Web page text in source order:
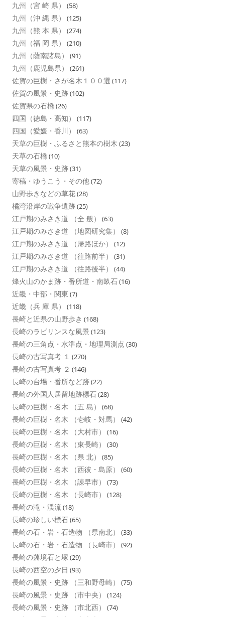
九州（宮 崎 県） (58)
九州（沖 縄 県） (125)
九州（熊 本 県） (274)
九州（福 岡 県） (210)
九州（薩南諸島） (91)
九州（鹿児島県） (261)
佐賀の巨樹・さが名木１００選 (117)
佐賀の風景・史跡(102)
佐賀県の石橋 (26)
四国（徳島・高知） (117)
四国（愛媛・香川） (63)
天草の巨樹・ふるさと熊本の樹木 (23)
天草の石橋 (10)
天草の風景・史跡(31)
寄稿・ゆうこう・その他(72)
山野歩きなどの草花(28)
橘湾沿岸の戦争遺跡(25)
江戸期のみさき道 （全 般） (63)
江戸期のみさき道 （地図研究集） (8)
江戸期のみさき道 （帰路ほか） (12)
江戸期のみさき道 （往路前半） (31)
江戸期のみさき道 （往路後半） (44)
烽火山のかま跡・番所道・南畝石(16)
近畿・中部・関東 (7)
近畿（兵 庫 県） (118)
長崎と近県の山野歩き (168)
長崎のラビリンスな風景 (123)
長崎の三角点・水準点・地理局測点 (30)
長崎の古写真考 １ (270)
長崎の古写真考 ２ (146)
長崎の台場・番所など跡(22)
長崎の外国人居留地跡標石(28)
長崎の巨樹・名木 （五 島） (68)
長崎の巨樹・名木 （壱岐・対馬） (42)
長崎の巨樹・名木 （大村市） (16)
長崎の巨樹・名木 （東長崎） (30)
長崎の巨樹・名木 （県 北） (85)
長崎の巨樹・名木 （西彼・島原） (60)
長崎の巨樹・名木 （諌早市） (73)
長崎の巨樹・名木 （長崎市） (128)
長崎の滝・渓流(18)
長崎の珍しい標石(65)
長崎の石・岩・石造物 （県南北） (33)
長崎の石・岩・石造物 （長崎市） (92)
長崎の藩境石と塚 (29)
長崎の西空の夕日 (93)
長崎の風景・史跡 （三和野母崎） (75)
長崎の風景・史跡 （市中央） (124)
長崎の風景・史跡 （市北西） (74)